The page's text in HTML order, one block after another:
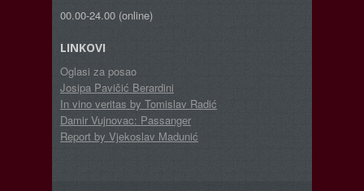
00.00-24.00 (online)
LINKOVI
Oglasi za posao
Josipa Pavičić Berardini
In vino veritas by Tomislav Radić
Damir Vujnovac: Passanger
Report by Vjekoslav Madunić